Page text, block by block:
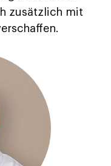
zusätzlich mit